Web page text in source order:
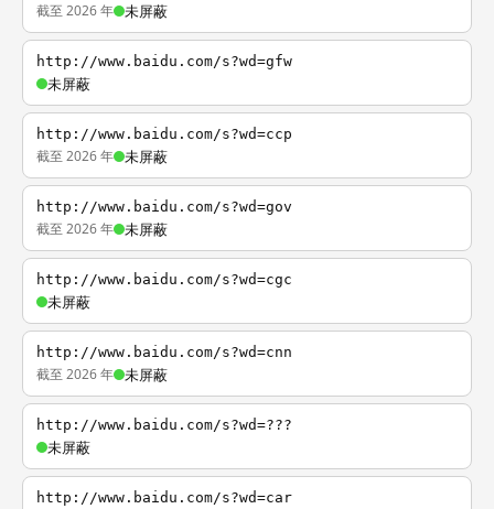
截至 2026 年 未屏蔽
http://www.baidu.com/s?wd=gfw
未屏蔽
http://www.baidu.com/s?wd=ccp
截至 2026 年 未屏蔽
http://www.baidu.com/s?wd=gov
截至 2026 年 未屏蔽
http://www.baidu.com/s?wd=cgc
未屏蔽
http://www.baidu.com/s?wd=cnn
截至 2026 年 未屏蔽
http://www.baidu.com/s?wd=???
未屏蔽
http://www.baidu.com/s?wd=car